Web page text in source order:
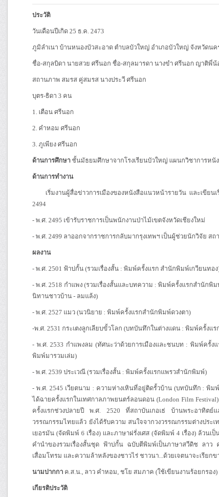
ประวัติ
วันเดือนปีเกิด 25 ธ.ค. 2473
ภูมิลำเนา บ้านหนองบัวสะอาด ตำบลบัวใหญ่ อำเภอบัวใหญ่ จังหวัดน
ชื่อ-สกุลบิดา นายสวย ศรีนอก ชื่อ-สกุลมารดา นางขำ ศรีนอก ญาติพี่น้
สถานภาพ สมรส คู่สมรส นางประวี ศรีนอก
บุตร-ธิดา 3 คน
1. เตือน ศรีนอก
2. คำหอม ศรีนอก
3. ภูเพียง ศรีนอก
ด้านการศึกษา ชั้นมัธยมศึกษาจากโรงเรียนบัวใหญ่ แผนกวิชาการห
ด้านการทำงาน
เริ่มงานผู้สื่อข่าวการเมืองของหนังสือแนวหน้ารายวัน และเขียน
2494
- พ.ศ. 2495 เข้ารับราชการเป็นพนักงานป่าไม้เขตจังหวัดเชียงใหม่
- พ.ศ. 2499 ลาออกจากราชการกลับมากรุงเทพฯ เป็นผู้ช่วยนักวิจัย
ผลงาน
- พ.ศ. 2501 ฟ้าบ่กั้น (รวมเรื่องสั้น : พิมพ์ครั้งแรก สำนักพิมพ์เกวียนทอง
- พ.ศ. 2518 กำแพง (รวมเรื่องสั้นและบทความ : พิมพ์ครั้งแรกสำนัก
นิทานชาวบ้าน - ลมแล้ง)
- พ.ศ. 2527 แมว (นวนิยาย : พิมพ์ครั้งแรกสำนักพิมพ์ดวงตา)
-พ.ศ. 2531 กระเตงลูกเลียบขั้วโลก (บทบันทึกในต่างแดน : พิมพ์ครั้งแ
- พ.ศ. 2533 กำแพงลม (ทัศนะว่าด้วยการเมืองและชนบท : พิมพ์ครั้
พิมพ์มารวมเล่ม)
- พ.ศ. 2539 ประเวณี (รวมเรื่องสั้น : พิมพ์ครั้งแรกแพรวสำนักพิมพ์)
- พ.ศ. 2545 เวียตนาม : ความห่างเหินที่อยู่ติดรั้วบ้าน (บทบันทึก :
ได้ฉายครั้งแรกในเทศกาลภาพยนตร์ลอนดอน (London Film Festival)
ครั้งแรกช่วงปลายปี พ.ศ. 2520 ที่สถาบันเกอเธ่ บ้านพระอาทิต
วรรณกรรมไทยแล้ว ยังได้รับความ สนใจจากวงวรรณกรรมต่างปร
เยอรมัน (จัดพิมพ์ 6 เรื่อง) และภาษาฝรั่งเศส (จัดพิมพ์ 4 เรื่อง) ล้ว
คำนำของรวมเรื่องสั้นชุด ฟ้าบ่กั้น ฉบับตีพิมพ์เป็นภาษาสวีดิช ลาว
เสื่อมโทรม และความล้าหลังของชาวไร่ ชาวนา...ด้วยเจตนาจะเรียก
นามปากกา ค.ส.น., ลาว คำหอม, ชโย สมภาค (ใช้เขียนงานร้อยกรอง)
เกียรติประวัติ